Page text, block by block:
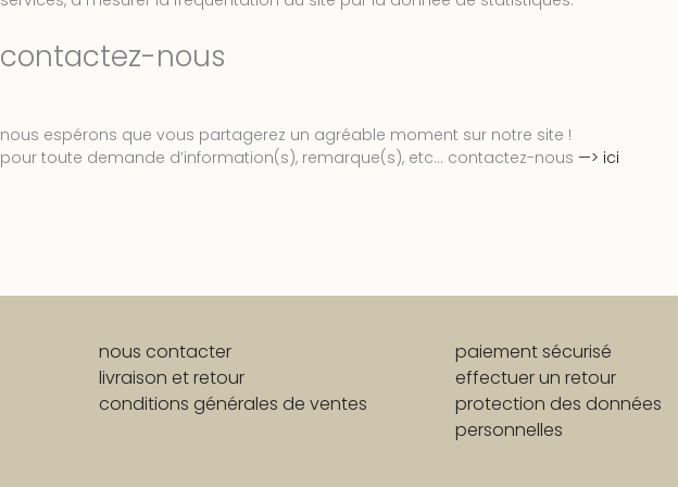
contactez-nous
nous espérons que vous partagerez un agréable moment sur notre site !
pour toute demande d’information(s), remarque(s), etc… contactez-nous —> ici
nous contacter
livraison et retour
conditions générales de ventes
paiement sécurisé
effectuer un retour
protection des données
personnelles